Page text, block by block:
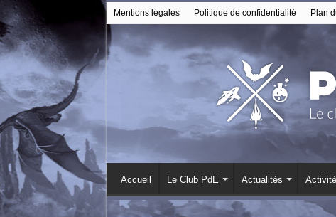
Mentions légales Politique de confidentialité Plan
Accueil Le Club PdE Actualités